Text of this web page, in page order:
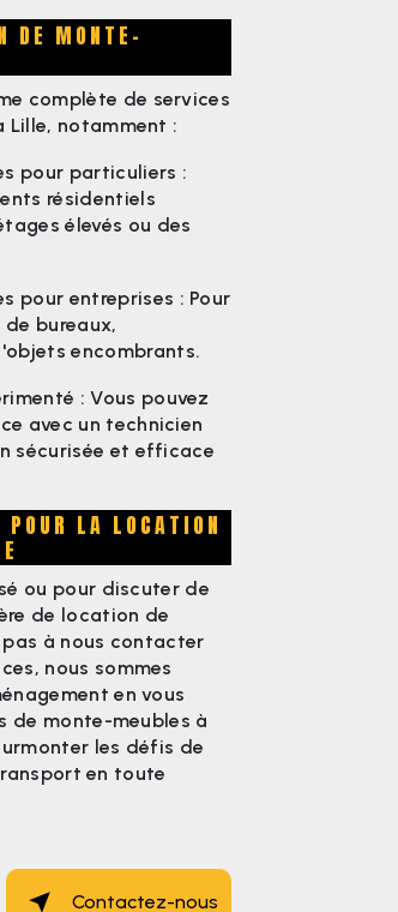
DE MONTE-
complète de services
Lille, notamment :
pour particuliers :
résidentiels
élevés ou des
pour entreprises : Pour
bureaux,
encombrants.
: Vous pouvez
avec un technicien
sécurisée et efficace
LA LOCATION
ou pour discuter de
de location de
à nous contacter
nous sommes
en vous
de monte-meubles à
les défis de
en toute
Contactez-nous